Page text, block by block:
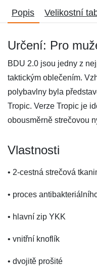
Popis Velikostní
Určení: Pro
BDU 2.0 jsou jedny z
taktickým oblečením.
polybavlny byla
Tropic. Verze Tropic je
obousměrně strečovou
Vlastnosti
• 2-cestná strečová
• proces
• hlavní zip YKK
• vnitřní knoflík
• dvojitě prošité